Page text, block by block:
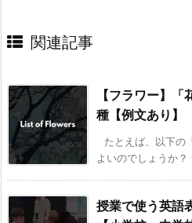
関連記事
【フラワー】
種【例文あり】
たとえば、以下の
よいのでしょうか
授業で使う英語